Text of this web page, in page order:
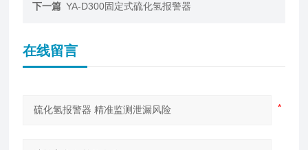
下一篇 YA-D300固定式硫化氢报警器
在线留言